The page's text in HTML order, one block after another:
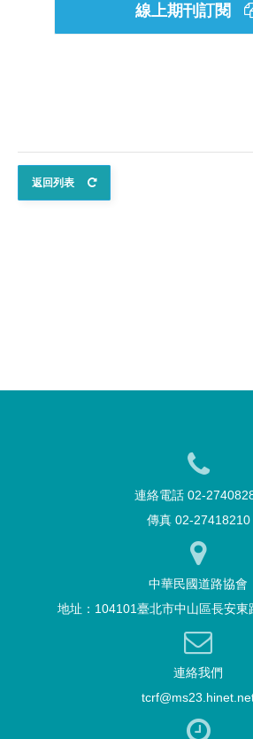
線上期刊訂閱
返回列表
連絡電話 02-
傳真 02-27418210
中華民國道路協會
地址：104101臺北市中山區長安東
連絡我們